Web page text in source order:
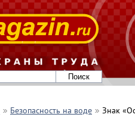
Безопасность на воде Знак